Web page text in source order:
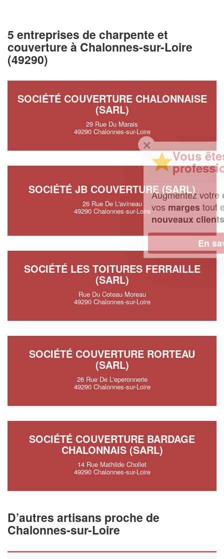
5 entreprises de charpente et
couverture à Chalonnes-sur-Loire
(49290)
SOCIÉTÉ COUVERTURE CHALONNAISE
(SARL)
29 Rue Du Marais
49290 Chalonnes-sur-Loire
SOCIÉTÉ JB COUVERTURE (SARL)
26 Rue De L'avineau
49290 Chalonnes-sur-Loire
SOCIÉTÉ LES TOITURES FERRAILLE
(SARL)
Rue Du Coteau Moreau
49290 Chalonnes-sur-Loire
SOCIÉTÉ COUVERTURE RORTEAU
(SARL)
26 Rue De L'eperonnerie
49290 Chalonnes-sur-Loire
SOCIÉTÉ COUVERTURE BARDAGE
CHALONNAIS (SARL)
14 Rue Mathilde Chollet
49290 Chalonnes-sur-Loire
D’autres artisans proche de
Chalonnes-sur-Loire
Vous êtes un
professionnel ?
Augmentez votrechiffre d'affaireset
vosmargestout en gagnant de